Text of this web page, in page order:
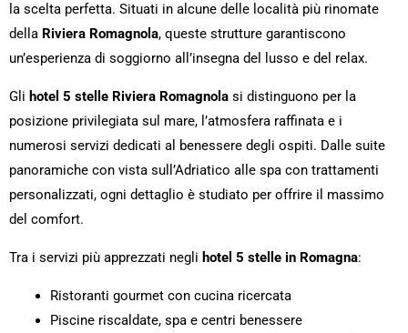
la scelta perfetta. Situati in alcune delle località più rinomate
della Riviera Romagnola, queste strutture garantiscono
un’esperienza di soggiorno all’insegna del lusso e del relax.
Gli hotel 5 stelle Riviera Romagnola si distinguono per la
posizione privilegiata sul mare, l’atmosfera raffinata e i
numerosi servizi dedicati al benessere degli ospiti. Dalle suite
panoramiche con vista sull’Adriatico alle spa con trattamenti
personalizzati, ogni dettaglio è studiato per offrire il massimo
del comfort.
Tra i servizi più apprezzati negli hotel 5 stelle in Romagna:
Ristoranti gourmet con cucina ricercata
Piscine riscaldate, spa e centri benessere